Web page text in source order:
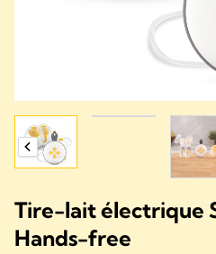
Tire-lait électrique
Hands-free